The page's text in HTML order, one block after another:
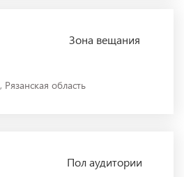
Зона вещания
Рязанская область
Полаудитории